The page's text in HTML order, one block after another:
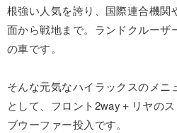
根強い人気を誇り、国際連合機
面から戦地まで。ランドクルーザ
の車です。
そんな元気なハイラックスのメニ
として、フロント2way＋リヤの
ブウーファー投入です。